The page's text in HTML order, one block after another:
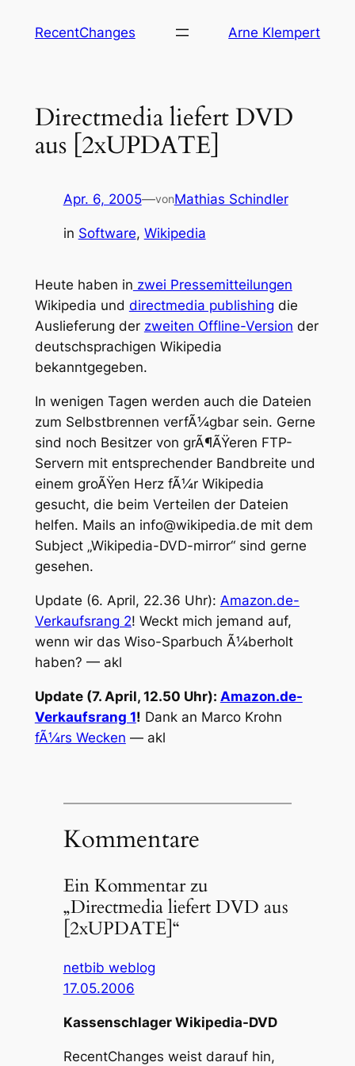
InhaltRecentChanges Arne Klempert
Directmedia liefert DVD
aus [2xUPDATE]
Apr. 6, 2005—vonMathias Schindler
in Software, Wikipedia
Heute haben in zwei Pressemitteilungen
Wikipedia und directmedia publishing die
Auslieferung der zweiten Offline-Version der
deutschsprachigen Wikipedia
bekanntgegeben.
In wenigen Tagen werden auch die Dateien
zum Selbstbrennen verfÃ¼gbar sein. Gerne
sind noch Besitzer von grÃ¶ÃŸeren FTP-
Servern mit entsprechender Bandbreite und
einem groÃŸen Herz fÃ¼r Wikipedia
gesucht, die beim Verteilen der Dateien
helfen. Mails an info@wikipedia.de mit dem
Subject „Wikipedia-DVD-mirror“ sind gerne
gesehen.
Update (6. April, 22.36 Uhr): Amazon.de-
Verkaufsrang 2! Weckt mich jemand auf,
wenn wir das Wiso-Sparbuch Ã¼berholt
haben? — akl
Update (7. April, 12.50 Uhr): Amazon.de-
Verkaufsrang 1! Dank an Marco Krohn
fÃ¼rs Wecken — akl
Kommentare
Ein Kommentar zu
„Directmedia liefert DVD aus
[2xUPDATE]“
netbib weblog
17.05.2006
Kassenschlager Wikipedia-DVD
RecentChanges weist darauf hin,